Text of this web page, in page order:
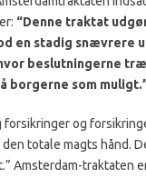
“Denne traktat
en stadig snævrere
beslutningerne
borgerne som
forsikringer og
totale magts hånd.
Amsterdam-traktaten